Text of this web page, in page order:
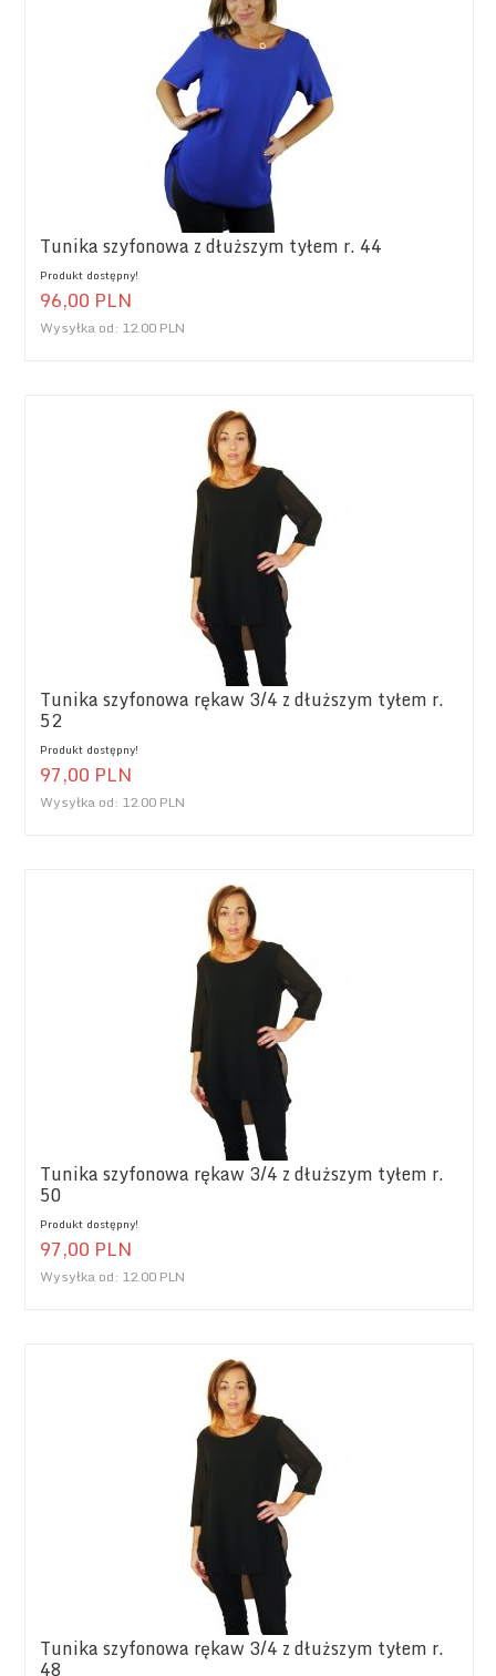
Tunika szyfonowa z dłuższym tyłem r. 44
Produkt dostępny!
96,00 PLN
Wysyłka od: 12.00 PLN
Tunika szyfonowa rękaw 3/4 z dłuższym tyłem r.
52
Produkt dostępny!
97,00 PLN
Wysyłka od: 12.00 PLN
Tunika szyfonowa rękaw 3/4 z dłuższym tyłem r.
50
Produkt dostępny!
97,00 PLN
Wysyłka od: 12.00 PLN
Tunika szyfonowa rękaw 3/4 z dłuższym tyłem r.
48